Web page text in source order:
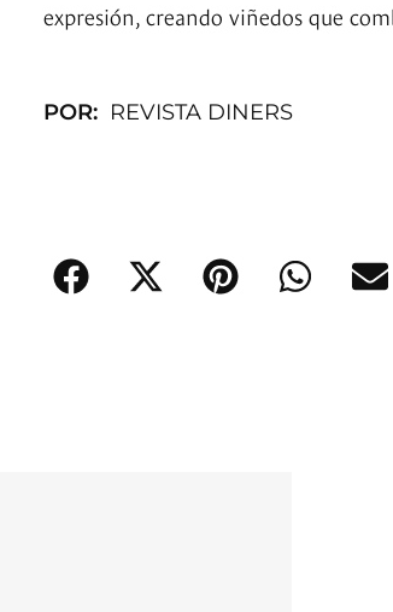
expresión, creando viñedos que
POR: REVISTA DINERS